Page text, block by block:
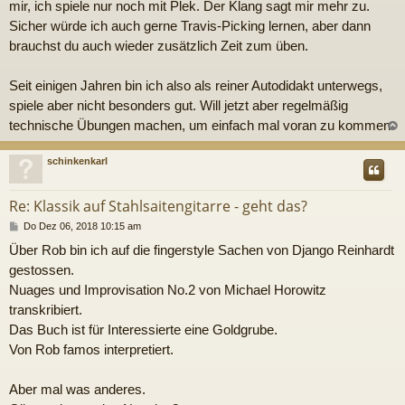
mir, ich spiele nur noch mit Plek. Der Klang sagt mir mehr zu.
Sicher würde ich auch gerne Travis-Picking lernen, aber dann
brauchst du auch wieder zusätzlich Zeit zum üben.
Seit einigen Jahren bin ich also als reiner Autodidakt unterwegs,
spiele aber nicht besonders gut. Will jetzt aber regelmäßig
technische Übungen machen, um einfach mal voran zu kommen.
a
c
schinkenkarl
Re: Klassik auf Stahlsaitengitarre - geht das?
B
i
t
a
g
Do Dez 06, 2018 10:15 am
Über Rob bin ich auf die fingerstyle Sachen von Django Reinhardt
gestossen.
Nuages und Improvisation No.2 von Michael Horowitz
transkribiert.
Das Buch ist für Interessierte eine Goldgrube.
Von Rob famos interpretiert.
Aber mal was anderes.